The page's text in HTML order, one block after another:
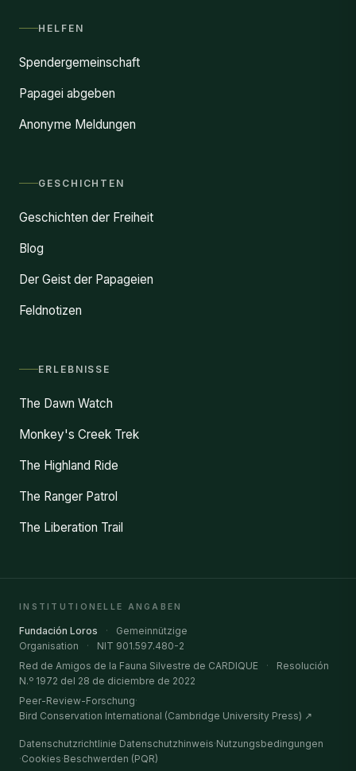
HELFEN
Spendergemeinschaft
Papagei abgeben
Anonyme Meldungen
GESCHICHTEN
Geschichten der Freiheit
Blog
Der Geist der Papageien
Feldnotizen
ERLEBNISSE
The Dawn Watch
Monkey's Creek Trek
The Highland Ride
The Ranger Patrol
The Liberation Trail
INSTITUTIONELLE ANGABEN
Fundación Loros ·
Gemeinnützige
Organisation
·
NIT 901.597.480-2
Red de Amigos de la Fauna Silvestre de CARDIQUE
·
Resolución
N.º 1972 del 28 de diciembre de 2022
Peer-Review-Forschung·
Bird Conservation International (Cambridge University Press) ↗
Datenschutzrichtlinie·Datenschutzhinweis·Nutzungsbedingungen
·Cookies·Beschwerden (PQR)